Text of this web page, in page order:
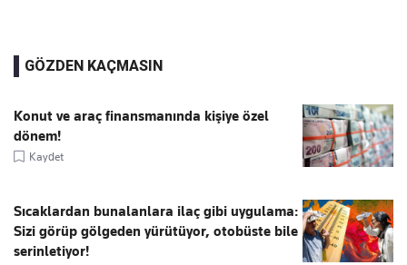
GÖZDEN KAÇMASIN
Konut ve araç finansmanında kişiye özel
dönem!
Kaydet
Sıcaklardan bunalanlara ilaç gibi uygulama:
Sizi görüp gölgeden yürütüyor, otobüste bile
serinletiyor!